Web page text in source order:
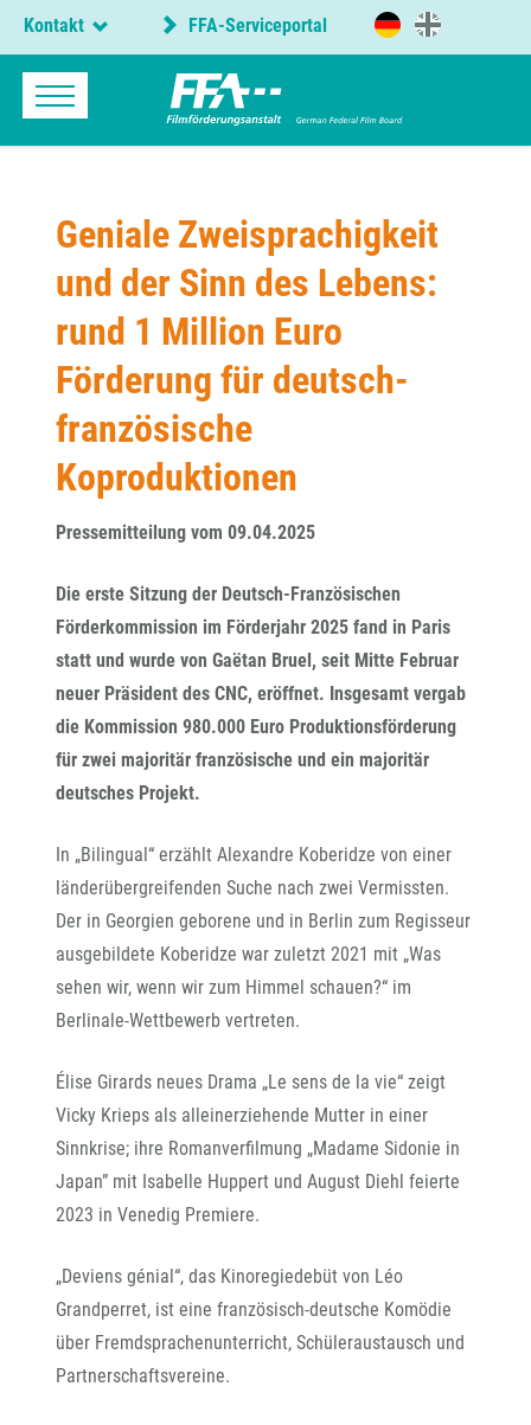
Kontakt FFA-Serviceportal
Geniale Zweisprachigkeit
und der Sinn des Lebens:
rund 1 Million Euro
Förderung für deutsch-
französische
Koproduktionen
Pressemitteilung vom 09.04.2025
Die erste Sitzung der Deutsch-Französischen
Förderkommission im Förderjahr 2025 fand in Paris
statt und wurde von Gaëtan Bruel, seit Mitte Februar
neuer Präsident des CNC, eröffnet. Insgesamt vergab
die Kommission 980.000 Euro Produktionsförderung
für zwei majoritär französische und ein majoritär
deutsches Projekt.
In „Bilingual“ erzählt Alexandre Koberidze von einer
länderübergreifenden Suche nach zwei Vermissten.
Der in Georgien geborene und in Berlin zum Regisseur
ausgebildete Koberidze war zuletzt 2021 mit „Was
sehen wir, wenn wir zum Himmel schauen?“ im
Berlinale-Wettbewerb vertreten.
Élise Girards neues Drama „Le sens de la vie“ zeigt
Vicky Krieps als alleinerziehende Mutter in einer
Sinnkrise; ihre Romanverfilmung „Madame Sidonie in
Japan” mit Isabelle Huppert und August Diehl feierte
2023 in Venedig Premiere.
„Deviens génial“, das Kinoregiedebüt von Léo
Grandperret, ist eine französisch-deutsche Komödie
über Fremdsprachenunterricht, Schüleraustausch und
Partnerschaftsvereine.